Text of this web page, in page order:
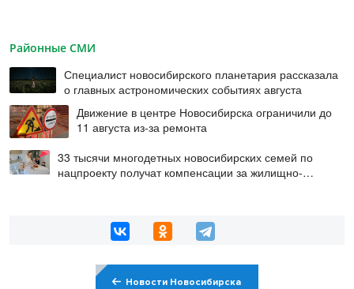
Районные СМИ
Специалист новосибирского планетария рассказала
о главных астрономических событиях августа
Движение в центре Новосибирска ограничили до
11 августа из-за ремонта
33 тысячи многодетных новосибирских семей по
нацпроекту получат компенсации за жилищно-
Новости Новосибирска